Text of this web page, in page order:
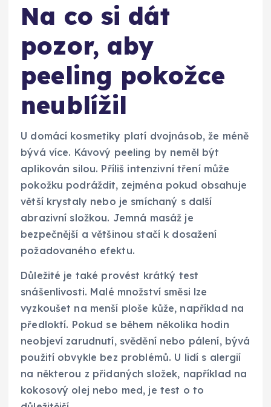
Na co si dát
pozor, aby
peeling pokožce
neublížil
U domácí kosmetiky platí dvojnásob, že méně
bývá více. Kávový peeling by neměl být
aplikován silou. Příliš intenzivní tření může
pokožku podráždit, zejména pokud obsahuje
větší krystaly nebo je smíchaný s další
abrazivní složkou. Jemná masáž je
bezpečnější a většinou stačí k dosažení
požadovaného efektu.
Důležité je také provést krátký test
snášenlivosti. Malé množství směsi lze
vyzkoušet na menší ploše kůže, například na
předloktí. Pokud se během několika hodin
neobjeví zarudnutí, svědění nebo pálení, bývá
použití obvykle bez problémů. U lidí s alergií
na některou z přidaných složek, například na
kokosový olej nebo med, je test o to